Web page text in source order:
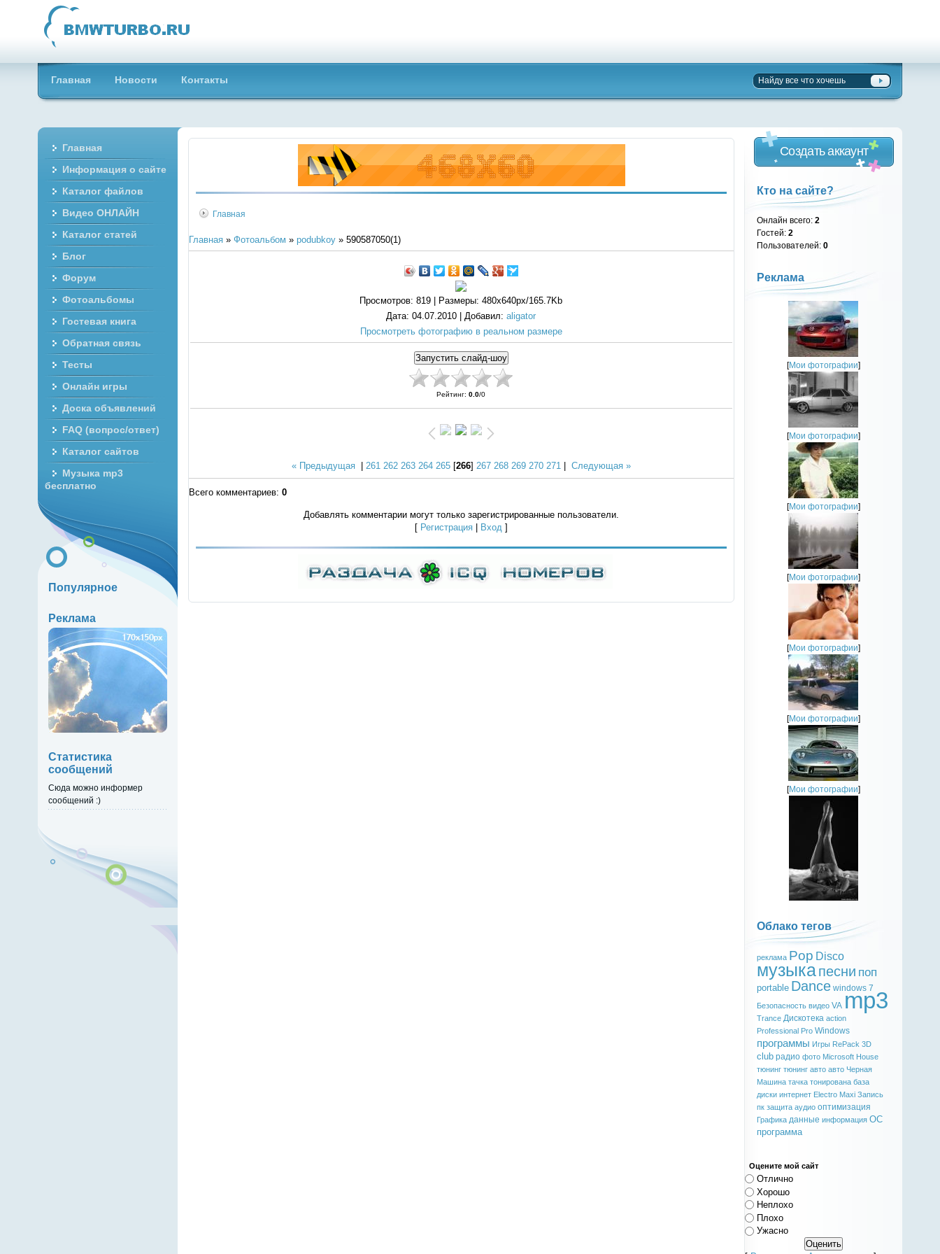
Главная Новости Контакты
Главная
Главная» Фотоальбом » podubkoy» 590587050(1)
Просмотров: 819 | Размеры: 480x640px/165.7Kb
Дата: 04.07.2010 | Добавил:aligator
Просмотреть фотографию в реальном размере
Рейтинг:0.0/0
« Предыдущая| 261 262 263 264 265[266] 267 268 269 270 271 | Следующая »
Всего комментариев: 0
Добавлять комментарии могут только зарегистрированные пользователи.
[ Регистрация | Вход ]
Создать аккаунт
Кто на сайте?
Онлайн всего:2
Гостей:2
Пользователей:0
Реклама
[Мои фотографии]
[Мои фотографии]
[Мои фотографии]
[Мои фотографии]
[Мои фотографии]
[Мои фотографии]
[Мои фотографии]
Облако тегов
реклама Pop Disco
музыкапесни поп
portable Dance windows 7
Безопасность видео VA mp3
Trance Дискотека action
Professional Pro Windows
программы Игры RePack 3D
club радио фото Microsoft House
тюнинг тюнинг авто авто Черная
Машина тачка тонирована база
диски интернет Electro Maxi Запись
пк защита аудио оптимизация
Графика данные информация ОС
программа
Оцените мой сайт
Отлично
Хорошо
Неплохо
Плохо
Ужасно
Главная
Информация о сайте
Каталог файлов
Видео ОНЛАЙН
Каталог статей
Блог
Форум
Фотоальбомы
Гостевая книга
Обратная связь
Тесты
Онлайн игры
Доска объявлений
FAQ (вопрос/ответ)
Каталог сайтов
Музыка mp3
бесплатно
Популярное
Реклама
Статистика
сообщений
Сюда можно информер
сообщений :)